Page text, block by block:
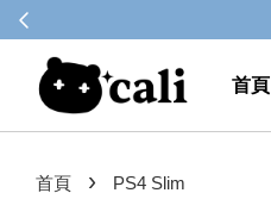
首頁
首頁 › PS4 Slim